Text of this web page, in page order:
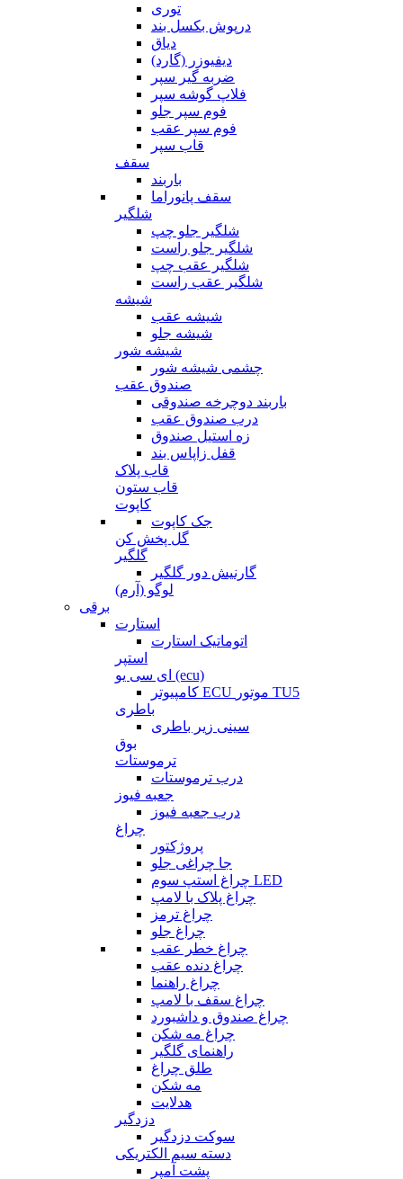
توری
درپوش بکسل بند
دیاق
دیفیوزر (گارد)
ضربه گیر سپر
فلاپ گوشه سپر
فوم سپر جلو
فوم سپر عقب
قاب سپر
سقف
باربند
سقف پانوراما
شلگیر
شلگیر جلو چپ
شلگیر جلو راست
شلگیر عقب چپ
شلگیر عقب راست
شیشه
شیشه عقب
شیشه جلو
شیشه شور
چشمی شیشه شور
صندوق عقب
باربند دوچرخه صندوقی
درب صندوق عقب
زه استیل صندوق
قفل زاپاس بند
قاب پلاک
قاب ستون
کاپوت
جک کاپوت
گل پخش کن
گلگیر
گارنیش دور گلگیر
لوگو (آرم)
برقی
استارت
اتوماتیک استارت
استپر
ای سی یو (ecu)
کامپیوتر ECU موتور TU5
باطری
سینی زیر باطری
بوق
ترموستات
درب ترموستات
جعبه فیوز
درب جعبه فیوز
چراغ
پروژکتور
جا چراغی جلو
چراغ استپ سوم LED
چراغ پلاک با لامپ
چراغ ترمز
چراغ جلو
چراغ خطر عقب
چراغ دنده عقب
چراغ راهنما
چراغ سقف با لامپ
چراغ صندوق و داشبورد
چراغ مه شکن
راهنمای گلگیر
طلق چراغ
مه شکن
هدلایت
دزدگیر
سوکت دزدگیر
دسته سیم الکتریکی
پشت آمپر